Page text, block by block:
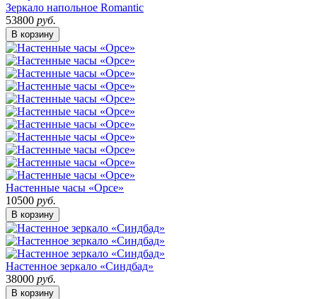
Зеркало напольное Romantic
53800 руб.
В корзину
Настенные часы «Орсе»
10500 руб.
В корзину
Настенное зеркало «Синдбад»
38000 руб.
В корзину